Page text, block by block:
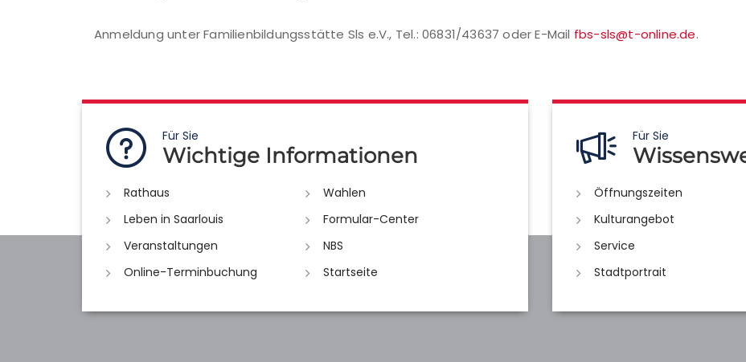
Anmeldung unter Familienbildungsstätte Sls e.V., Tel.: 06831/43637 oder E-Mail fbs-sls@t-online.de.
Für Sie
Wichtige Informationen
Rathaus
Wahlen
Leben in Saarlouis
Formular-Center
Veranstaltungen
NBS
Online-Terminbuchung
Startseite
Für Sie
Öffnungszeiten
Kulturangebot
Service
Stadtportrait